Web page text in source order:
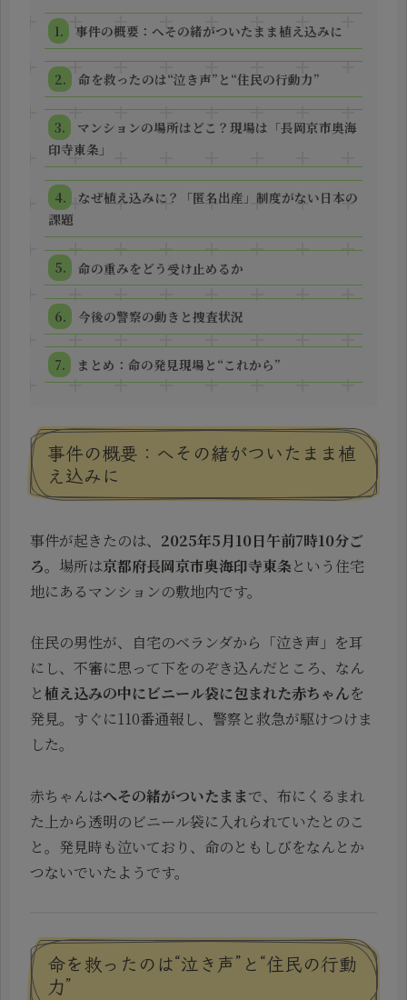
事件の概要：へその緒がついたまま植え込みに
命を救ったのは“泣き声”と“住民の行動力”
マンションの場所はどこ？現場は「長岡京市奥海
印寺東条」
なぜ植え込みに？「匿名出産」制度がない日本の
課題
命の重みをどう受け止めるか
今後の警察の動きと捜査状況
まとめ：命の発見現場と“これから”
事件の概要：へその緒がついたまま植
え込みに
事件が起きたのは、 2025年5月10日午前7時10分ご
ろ。場所は京都府長岡京市奥海印寺東条という住宅
地にあるマンションの敷地内です。
住民の男性が、自宅のベランダから「泣き声」を耳
にし、不審に思って下をのぞき込んだところ、なん
と植え込みの中にビニール袋に包まれた赤ちゃんを
発見。すぐに110番通報し、警察と救急が駆けつけま
した。
赤ちゃんはへその緒がついたままで、布にくるまれ
た上から透明のビニール袋に入れられていたとのこ
と。発見時も泣いており、命のともしびをなんとか
つないでいたようです。
命を救ったのは“泣き声”と“住民の行動
力”